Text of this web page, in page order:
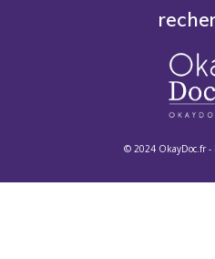
© 2024 OkayDoc.fr -